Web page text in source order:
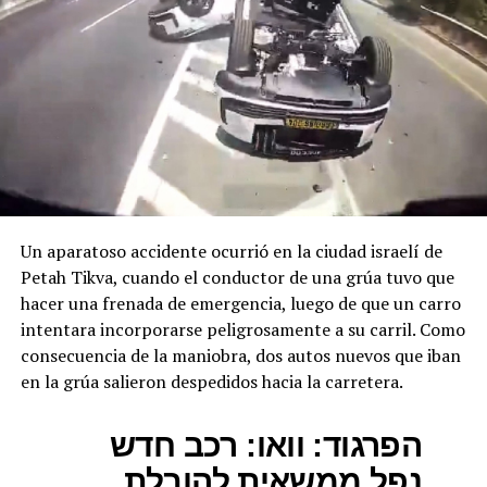
DON'T MISS
VIDEO – Dos hombres confiesan haber recibido dinero
para sacar el DUI y votar por el FMLN
Un aparatoso accidente ocurrió en la ciudad israelí de
Petah Tikva, cuando el conductor de una grúa tuvo que
hacer una frenada de emergencia, luego de que un carro
intentara incorporarse peligrosamente a su carril. Como
consecuencia de la maniobra, dos autos nuevos que iban
en la grúa salieron despedidos hacia la carretera.
הפרגוד: וואו: רכב חדש